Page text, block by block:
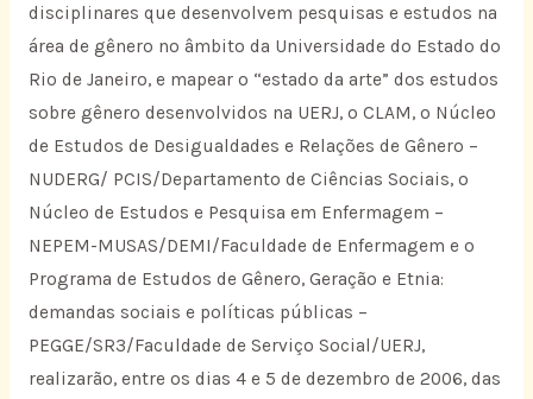
disciplinares que desenvolvem pesquisas e estudos na
área de gênero no âmbito da Universidade do Estado do
Rio de Janeiro, e mapear o “estado da arte” dos estudos
sobre gênero desenvolvidos na UERJ, o CLAM, o Núcleo
de Estudos de Desigualdades e Relações de Gênero –
NUDERG/ PCIS/Departamento de Ciências Sociais, o
Núcleo de Estudos e Pesquisa em Enfermagem –
NEPEM-MUSAS/DEMI/Faculdade de Enfermagem e o
Programa de Estudos de Gênero, Geração e Etnia:
demandas sociais e políticas públicas –
PEGGE/SR3/Faculdade de Serviço Social/UERJ,
realizarão, entre os dias 4 e 5 de dezembro de 2006, das